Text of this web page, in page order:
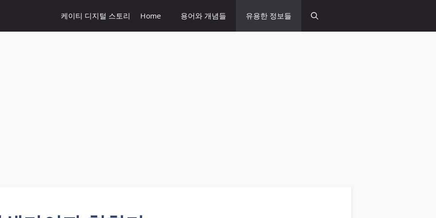
케이티 디지털 스토리 Home 용어와 개념들 유용한 정보들